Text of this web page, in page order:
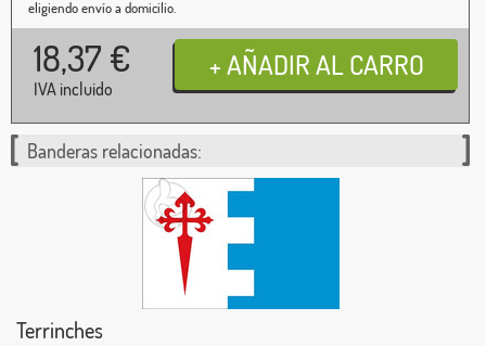
eligiendo envío a domicilio.
18,37 €
IVA incluido
Banderas relacionadas:
Terrinches